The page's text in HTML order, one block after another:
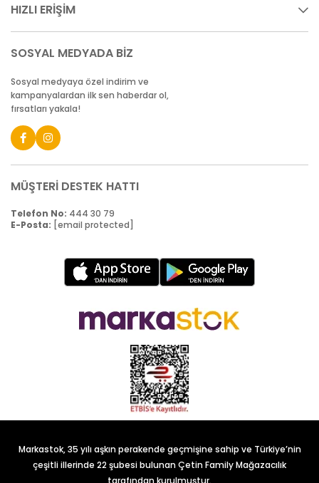
HIZLI ERİŞİM
SOSYAL MEDYADA BİZ
Sosyal medyaya özel indirim ve
kampanyalardan ilk sen haberdar ol,
fırsatları yakala!
MÜŞTERİ DESTEK HATTI
Telefon No: 444 30 79
E-Posta: [email protected]
Markastok, 35 yılı aşkın perakende geçmişine sahip ve Türkiye’nin
çeşitli illerinde 22 şubesi bulunan Çetin Family Mağazacılık
tarafından kurulmuştur.